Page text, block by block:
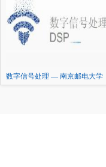
数字信号处理 — 南京邮电大学